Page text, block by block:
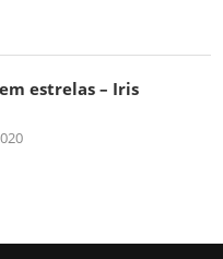
estrelas – Iris